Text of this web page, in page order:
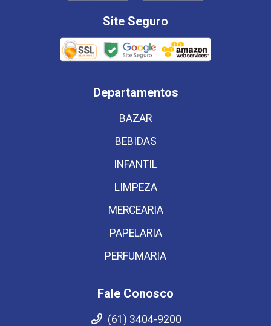
Site Seguro
Departamentos
BAZAR
BEBIDAS
INFANTIL
LIMPEZA
MERCEARIA
PAPELARIA
PERFUMARIA
Fale Conosco
(61) 3404-9200